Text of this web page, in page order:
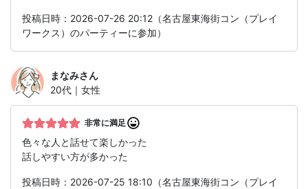
投稿日時：2026-07-26 20:12（名古屋東海街コン（プレイ
ワークス）のパーティーに参加）
まなみさん
20代｜女性
非常に満足
色々な人と話せて楽しかった
話しやすい方が多かった
投稿日時：2026-07-25 18:10（名古屋東海街コン（プレイ